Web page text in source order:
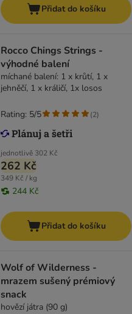
Přidat do košíku
Rocco Chings Strings -
výhodné balení
míchané balení: 1 x krůtí, 1 x
jehněčí, 1 x králičí, 1x losos
jednotlivě 302 Kč
262 Kč
349 Kč / kg
244 Kč
Rating: 5/5 (2)
Přidat do košíku
Wolf of Wilderness -
mrazem sušený prémiový
snack
hovězí játra (90 g)